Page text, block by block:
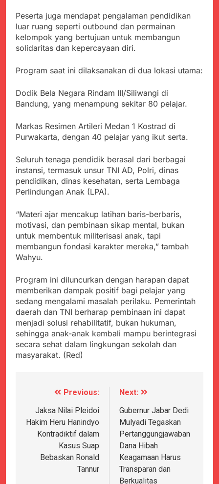
Pekan Ini, Integrasi
Data MBG Hampir
Rampung
Agustus 6, 2026
Bobby Maulana Pastikan
Kawasan Kuliner Ahmad
Yani Tetap Bersih,
Pemkot Sukabumi
Pedagang dan
Agustus 6, 2026
Peringatan Hari ASI
Sedunia di Cibadak,
adalah Investasi
Peradaban dan Upaya
Wujud Kepedulian Polri,
Kapolresta Sumenep
Koordinasikan dan
Korban Kebakaran KMP
Mutiara Sentosa 2 ke
Surabaya
Agustus 5, 2026
SMA Negeri Nyalindung
Sukabumi Diduga
Lakukan Pungutan
Disorot karena Dinilai
Bertentangan dengan
Edaran Disdik Jabar
Agustus 4, 2026
Ketua Umum FSP
Maritim Indonesia
Bantah Isu Mogok
Nasional TKBM: “Belum
Ada Keputusan Resmi”
Agustus 3, 2026
Menjelajahi Potensi
Desa Sukakersa
Peserta juga mendapat pengalaman pendidikan
luar ruang seperti outbound dan permainan
kelompok yang bertujuan untuk membangun
solidaritas dan kepercayaan diri.
Program saat ini dilaksanakan di dua lokasi utama:
Dodik Bela Negara Rindam III/Siliwangi di
Bandung, yang menampung sekitar 80 pelajar.
Markas Resimen Artileri Medan 1 Kostrad di
Purwakarta, dengan 40 pelajar yang ikut serta.
Seluruh tenaga pendidik berasal dari berbagai
instansi, termasuk unsur TNI AD, Polri, dinas
pendidikan, dinas kesehatan, serta Lembaga
Perlindungan Anak (LPA).
“Materi ajar mencakup latihan baris-berbaris,
motivasi, dan pembinaan sikap mental, bukan
untuk membentuk militerisasi anak, tapi
membangun fondasi karakter mereka,” tambah
Wahyu.
Program ini diluncurkan dengan harapan dapat
memberikan dampak positif bagi pelajar yang
sedang mengalami masalah perilaku. Pemerintah
daerah dan TNI berharap pembinaan ini dapat
menjadi solusi rehabilitatif, bukan hukuman,
sehingga anak-anak kembali mampu berintegrasi
secara sehat dalam lingkungan sekolah dan
masyarakat. (Red)
Navigasi
pos
Previous:
Jaksa Nilai Pleidoi
Hakim Heru Hanindyo
Kontradiktif dalam
Kasus Suap
Bebaskan Ronald
Tannur
Next:
Gubernur Jabar Dedi
Mulyadi Tegaskan
Pertanggungjawaban
Dana Hibah
Keagamaan Harus
Transparan dan
Berkualitas